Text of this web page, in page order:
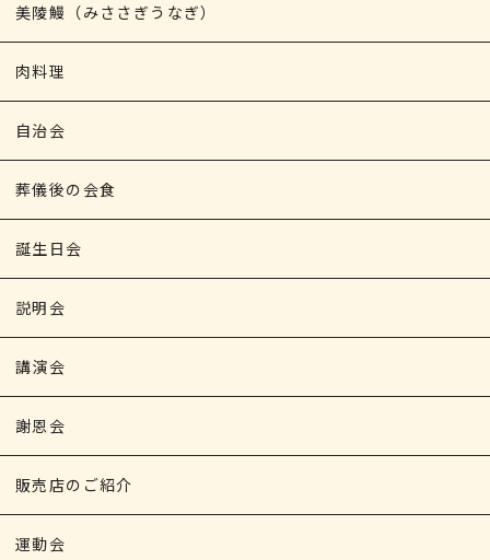
美陵鰻（みささぎうなぎ）
肉料理
自治会
葬儀後の会食
誕生日会
説明会
講演会
謝恩会
販売店のご紹介
運動会